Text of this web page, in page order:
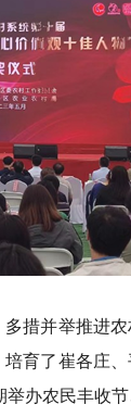
措并举推进
育了崔各庄
办农民丰收